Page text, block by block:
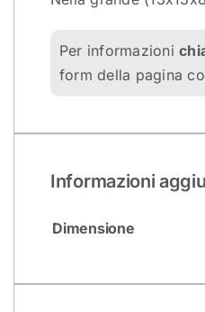
Per informazioni
form della pagina
Informazioni
Dimensione